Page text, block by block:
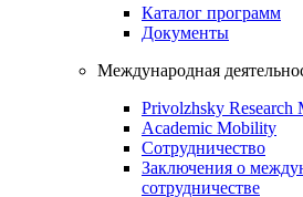
Каталог программ
Документы
Международная
Privolzhsky Research
Academic Mobility
Сотрудничество
Заключения о
сотрудничестве